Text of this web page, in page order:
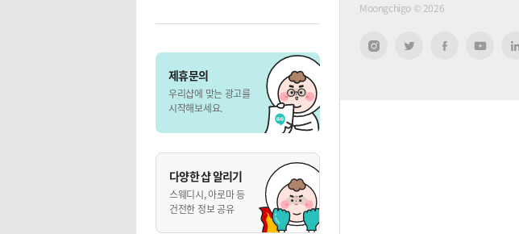
제휴문의
우리샵에 맞는 광고를
시작해보세요.
다양한 샵 알리기
스웨디시, 아로마 등
건전한 정보 공유
Moongchigo © 2026